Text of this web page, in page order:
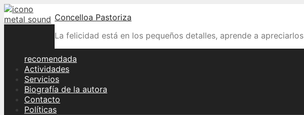
Skip
to
Concelloa Pastoriza
La felicidad está en los pequeños detalles, aprende a apreciarlos
recomendada
Actividades
Servicios
Biografía de la autora
Contacto
Políticas